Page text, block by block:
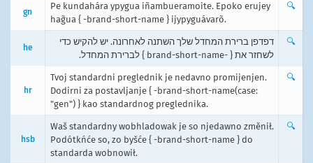
gn
Pe kundahára ypygua iñambueramoite. Epoko erujey
hag̃ua { -brand-short-name } ijypyguávarõ.
🔍
he
דפדפן ברירת המחדל שלך השתנה לאחרונה. יש להקיש כדי
לשחזר את { -brand-short-name } לברירת המחדל.
🔍
hr
Tvoj standardni preglednik je nedavno promijenjen.
Dodirni za postavljanje { -brand-short-name(case:
"gen") } kao standardnog preglednika.
🔍
hsb
Waš standardny wobhladowak je so njedawno změnił.
Podótkńće so, zo byšće { -brand-short-name } do
standarda wobnowił.
🔍